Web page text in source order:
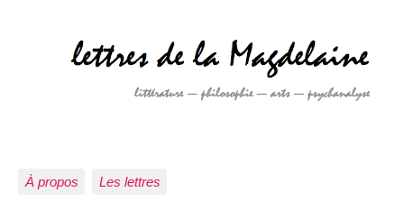
À propos Les lettres